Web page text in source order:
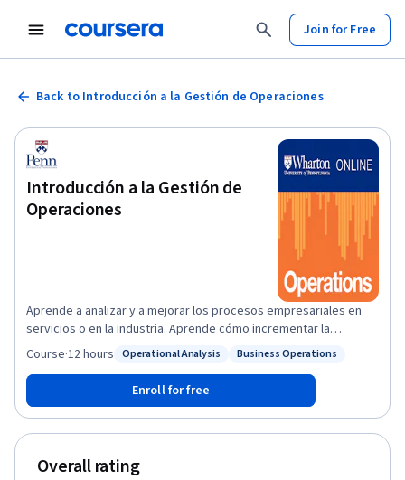
Join for Free
Back to Introducción a la Gestión de Operaciones
Introducción a la Gestión de
Operaciones
Aprende a analizar y a mejorar los procesos empresariales en
servicios o en la industria. Aprende cómo incrementar la
productividad y a ofrecer niveles de calidad mayores. Después
habilidades en un reto empresarial del mundo real como parte
de la Programa Especializado de Fundamentos Empresariales de
Wharton.
Status: Operational Analysis
Operational Analysis
Status: Business Operations
Business Operations
Course·12 hours
Enroll for free
Overall rating